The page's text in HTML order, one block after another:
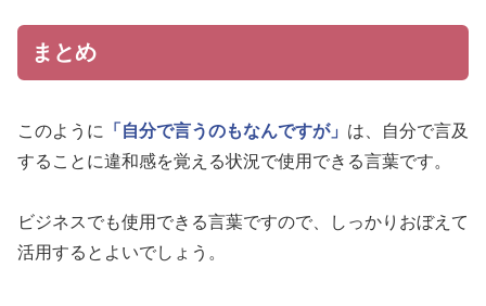
まとめ
このように 「自分で言うのもなんですが」 は、自分で言及
することに違和感を覚える状況で使用できる言葉です。
ビジネスでも使用できる言葉ですので、しっかりおぼえて
活用するとよいでしょう。